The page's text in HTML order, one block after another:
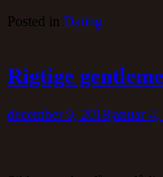
Posted in Dating
Rigtige
december 9, 2018januar 4,